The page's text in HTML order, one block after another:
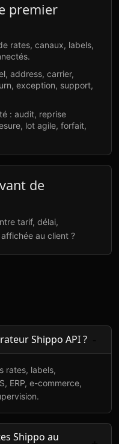
premier
rates, canaux, labels,
address, carrier,
exception, support,
: audit, reprise
lot agile, forfait,
de
tarif, délai,
au client ?
Shippo API ?
rates, labels,
ERP, e-commerce,
Shippo au